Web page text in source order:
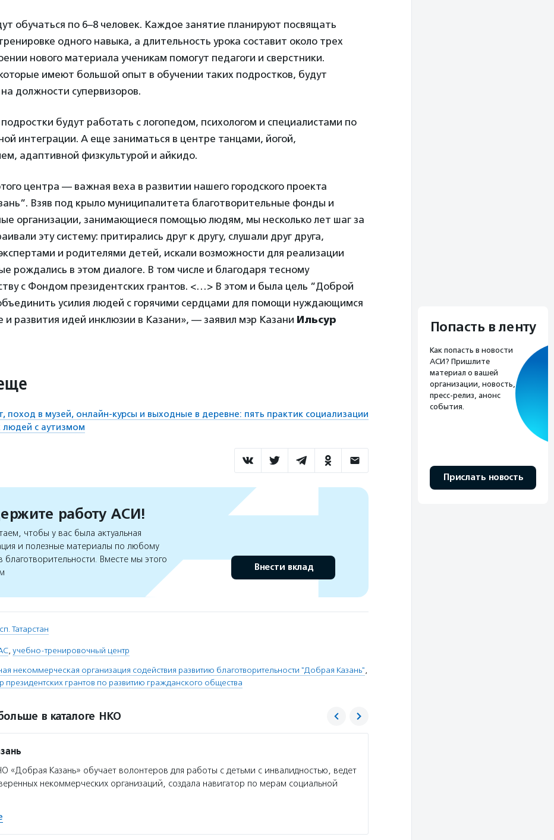
обучаться по 6–8 человек. Каждое занятие планируют посвящать
одного навыка, а длительность урока составит около трех
нового материала ученикам помогут педагоги и сверстники.
имеют большой опыт в обучении таких подростков, будут
должности супервизоров.
будут работать с логопедом, психологом и специалистами по
интеграции. А еще заниматься в центре танцами, йогой,
адаптивной физкультурой и айкидо.
центра — важная веха в развитии нашего городского проекта
Взяв под крыло муниципалитета благотворительные фонды и
организации, занимающиеся помощью людям, мы несколько лет шаг за
эту систему: притирались друг к другу, слушали друг друга,
и родителями детей, искали возможности для реализации
рождались в этом диалоге. В том числе и благодаря тесному
с Фондом президентских грантов. <…> В этом и была цель ”Доброй
усилия людей с горячими сердцами для помощи нуждающимся
и развития идей инклюзии в Казани», — заявил мэр Казани Ильсур
поход в музей, онлайн-курсы и выходные в деревне: пять практик социализации
людей с аутизмом
работу АСИ!
чтобы у вас была актуальная
и полезные материалы по любому
благотворительности. Вместе мы этого
Внести вклад
Татарстан
, учебно-тренировочный центр
некоммерческая организация содействия развитию благотворительности "Добрая Казань",
грантов по развитию гражданского общества
в каталоге НКО
«Добрая Казань» обучает волонтеров для работы с детьми с инвалидностью, ведет
некоммерческих организаций, создала навигатор по мерам социальной
Попасть в ленту
Как попасть в новости
АСИ? Пришлите
материал о вашей
организации, новость,
пресс-релиз, анонс
события.
Прислать новость